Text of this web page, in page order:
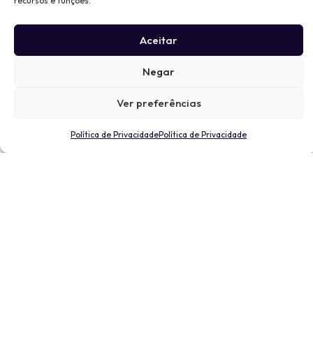
Aceitar
Negar
Ver preferências
Política de PrivacidadePolítica de Privacidade